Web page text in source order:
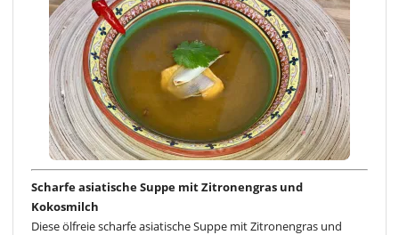
Scharfe asiatische Suppe mit Zitronengras und
Kokosmilch
Diese ölfreie scharfe asiatische Suppe mit Zitronengras und